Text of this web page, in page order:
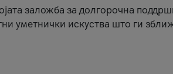
заложба за долгорочна
уметнички искуства што ги